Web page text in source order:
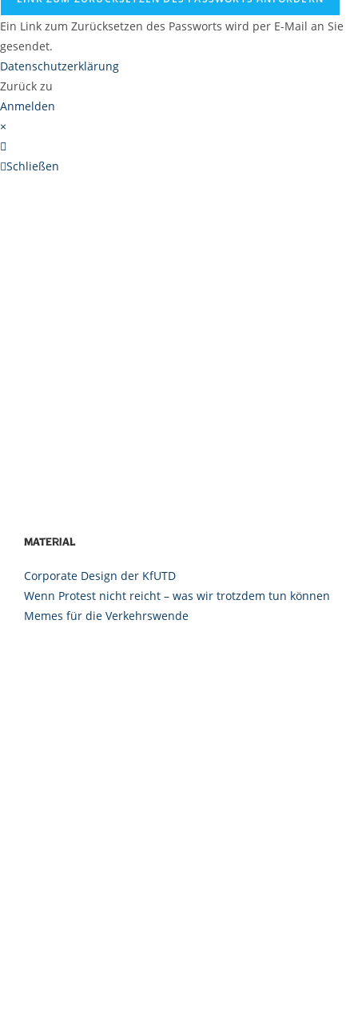
Ein Link zum Zurücksetzen des Passworts wird per E-Mail an Sie
gesendet.
Datenschutzerklärung
Zurück zu
Anmelden
×
Schließen
Material
Corporate Design der KfUTD
Wenn Protest nicht reicht – was wir trotzdem tun können
Memes für die Verkehrswende